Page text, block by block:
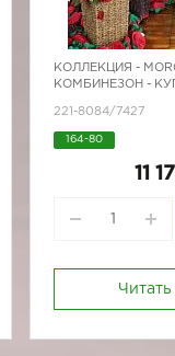
КОЛЛЕКЦИЯ -
КОМБИНЕЗОН -
221-8084/7427
164-80
11